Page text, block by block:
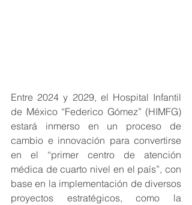
Entre 2024 y 2029, el Hospital Infantil
de México “Federico Gómez” (HIMFG)
estará inmerso en un proceso de
cambio e innovación para convertirse
en el “primer centro de atención
médica de cuarto nivel en el país”, con
base en la implementación de diversos
proyectos estratégicos, como la